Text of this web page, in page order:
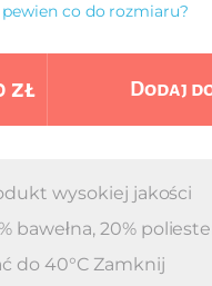
pewien co do rozmiaru?
zł Dodaj
wysokiej jakości
bawełna, 20%
do 40°C Zamknij